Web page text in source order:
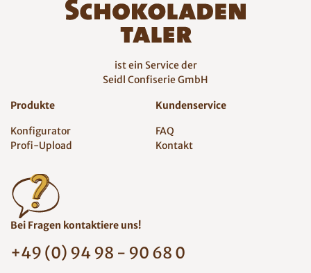
ist ein Service der
Seidl Confiserie GmbH
Produkte
Konfigurator
Profi-Upload
Kundenservice
FAQ
Kontakt
Bei Fragen kontaktiere uns!
+49 (0) 94 98 - 90 68 0